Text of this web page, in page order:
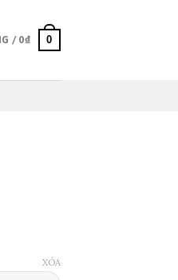
/ 0₫ 0
XÓA